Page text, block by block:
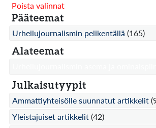
Poista valinnat
Pääteemat
Urheilujournalismin pelikentällä (165)
Alateemat
Julkaisutyypit
Ammattiyhteisölle suunnatut artikkelit
Yleistajuiset artikkelit (42)